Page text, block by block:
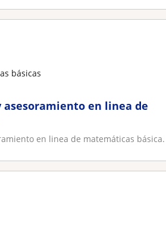
básicas
asesoramiento en linea de
en linea de matemáticas básica.